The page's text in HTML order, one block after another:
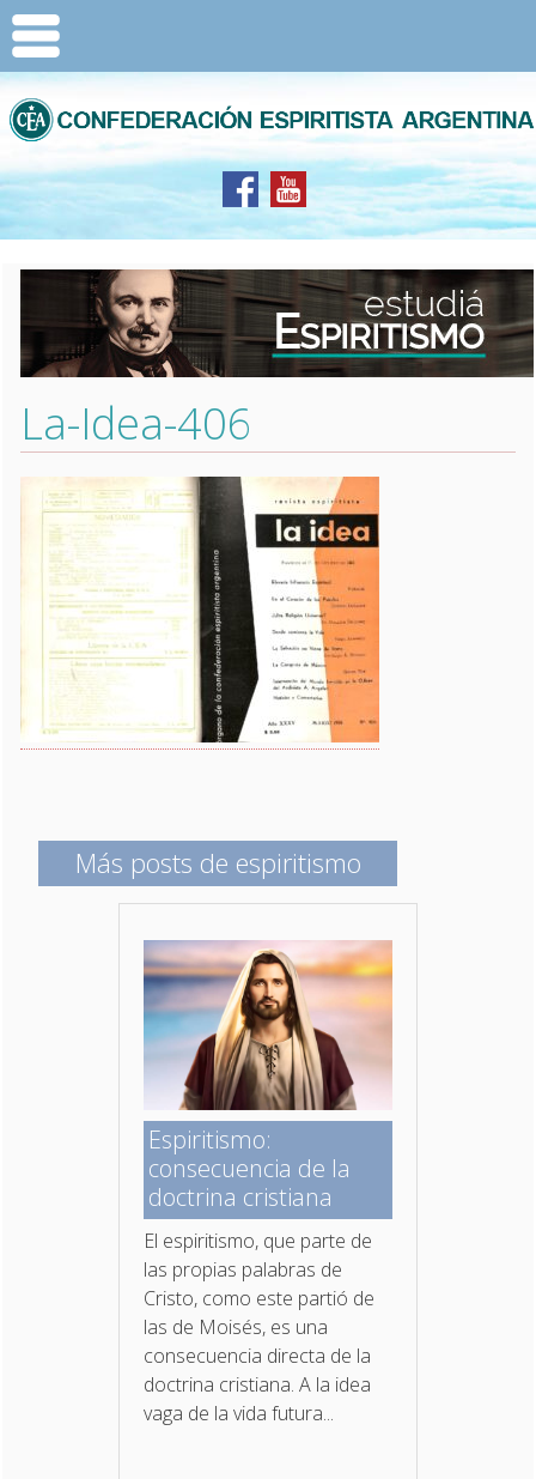
La-Idea-406
Más posts de espiritismo
Espiritismo:
consecuencia de la
doctrina cristiana
El espiritismo, que parte de
las propias palabras de
Cristo, como este partió de
las de Moisés, es una
consecuencia directa de la
doctrina cristiana. A la idea
vaga de la vida futura...